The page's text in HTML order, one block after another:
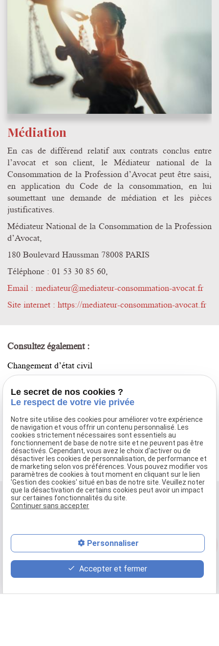
Médiation
En cas de différend relatif aux contrats conclus entre
l’avocat et son client, le Médiateur national de la
Consommation de la Profession d’Avocat peut être saisi,
en application du Code de la consommation, en lui
soumettant une demande de médiation et les pièces
justificatives.
Médiateur National de la Consommation de la Profession
d’Avocat,
180 Boulevard Haussman 78008 PARIS
Téléphone : 01 53 30 85 60,
Email : mediateur@mediateur-consommation-avocat.fr
Site internet : https://mediateur-consommation-avocat.fr
Consultez également :
Changement d’état civil
Crime / Mise en examen
Droit pénal
01.74.34.10.38
Le secret de nos cookies ?
Le respect de votre vie privée
Notre site utilise des cookies pour améliorer votre expérience
de navigation et vous offrir un contenu personnalisé. Les
cookies strictement nécessaires sont essentiels au
fonctionnement de base de notre site et ne peuvent pas être
désactivés. Cependant, vous avez le choix d'activer ou de
désactiver les cookies de personnalisation, de performance et
de marketing selon vos préférences. Vous pouvez modifier vos
paramètres de cookies à tout moment en cliquant sur le lien
'Gestion des cookies' situé en bas de notre site. Veuillez noter
que la désactivation de certains cookies peut avoir un impact
sur certaines fonctionnalités du site.
Continuer sans accepter
Personnaliser
Accepter et fermer